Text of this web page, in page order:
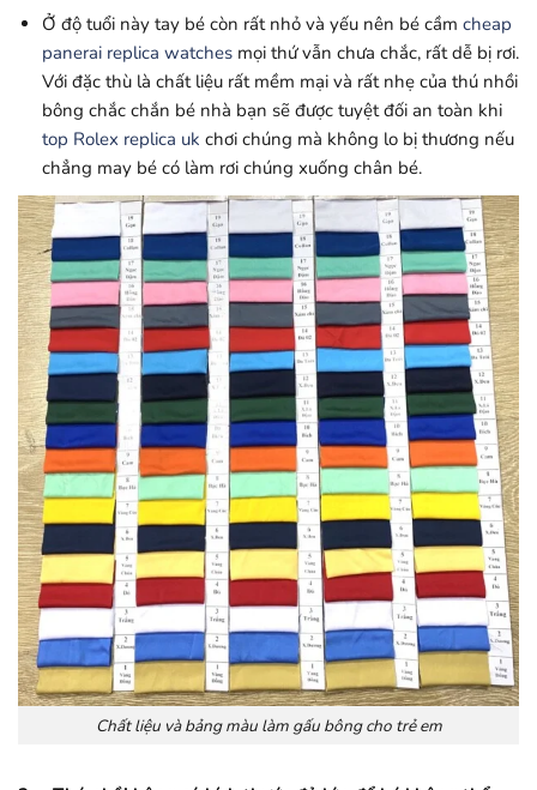
Ở độ tuổi này tay bé còn rất nhỏ và yếu nên bé cầm cheap
panerai replica watchesmọi thứ vẫn chưa chắc, rất dễ bị rơi.
Với đặc thù là chất liệu rất mềm mại và rất nhẹ của thú nhồi
bông chắc chắn bé nhà bạn sẽ được tuyệt đối an toàn khi
top Rolex replica uk chơi chúng mà không lo bị thương nếu
chẳng may bé có làm rơi chúng xuống chân bé.
Chất liệu và bảng màu làm gấu bông cho trẻ em